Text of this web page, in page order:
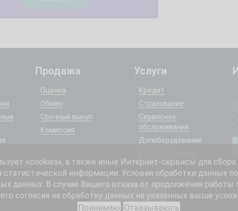
Продажа
Оценка
Обмен
Срочный выкуп
Комиссия
Услуги
Кредит
Страхование
Сервисное
обслуживание
Допоборудование
клиентам
«cookies», а также иные Интернет-сервисы для сбора
статистической информации. Условия обработки данных
данных. В случае Вашего отказа от продолжения
согласия на обработку данных на указанных выше
Принимаю Отказываюсь